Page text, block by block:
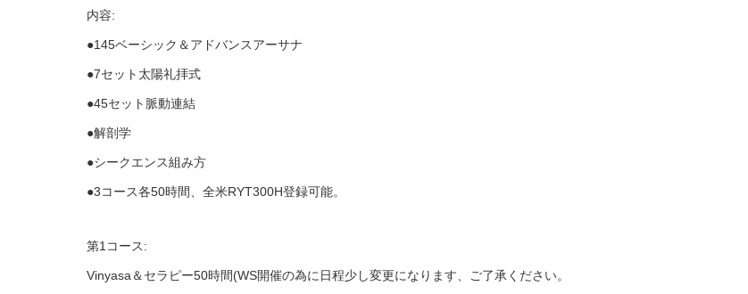
内容:
●145ベーシック＆アドバンスアーサナ
●7セット太陽礼拝式
●45セット脈動連結
●解剖学
●シークエンス組み方
●3コース各50時間、全米RYT300H登録可能。
第1コース:
Vinyasa＆セラピー50時間(WS開催の為に日程少し変更になります、ご了承ください。